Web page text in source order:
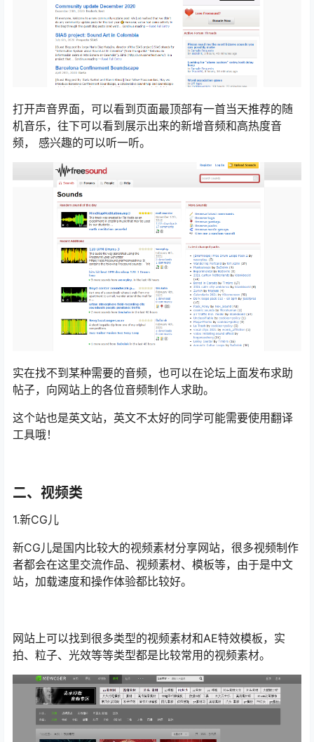
打开声音界面，可以看到页面最顶部有一首当天推荐的随
机音乐，往下可以看到展示出来的新增音频和高热度音
频， 感兴趣的可以听一听。
实在找不到某种需要的音频，也可以在论坛上面发布求助
帖子，向网站上的各位音频制作人求助。
这个站也是英文站，英文不太好的同学可能需要使用翻译
工具哦！
二、视频类
1.新CG儿
新CG儿是国内比较大的视频素材分享网站，很多视频制作
者都会在这里交流作品、视频素材、模板等，由于是中文
站，加载速度和操作体验都比较好。
网站上可以找到很多类型的视频素材和AE特效模板，实
拍、粒子、光效等等类型都是比较常用的视频素材。